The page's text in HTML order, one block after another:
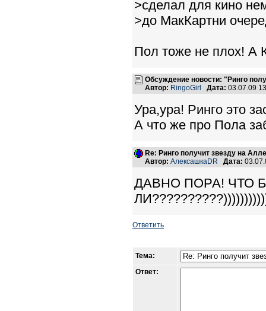
>сделал для кино
>до МакКартни
Пол тоже не плох! А
Обсуждение новости: "Ринго
Автор: RingoGirl Дата: 03.07.09
Ура,ура! Ринго это
А что же про Пола
Re: Ринго получит звезду на
Автор: АлексашкаDR Дата:
ДАВНО ПОРА! ЧТО
Ответить
Тема:
Ответ: